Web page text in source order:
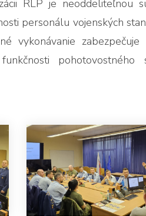
RLP je neoddeliteľnou
personálu vojenských
vykonávanie